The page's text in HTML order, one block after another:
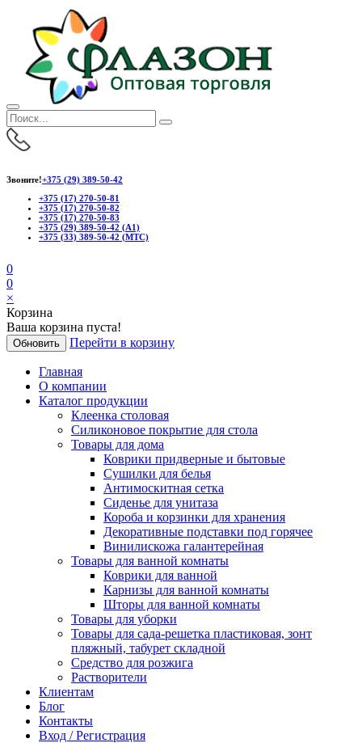
Звоните!+375 (29) 389-50-42
+375 (17) 270-50-81
+375 (17) 270-50-82
+375 (17) 270-50-83
+375 (29) 389-50-42 (А1)
+375 (33) 389-50-42 (МТС)
0
0
×
Корзина
Ваша корзина пуста!
Обновить Перейти в корзину
Главная
О компании
Каталог продукции
Клеенка столовая
Силиконовое покрытие для стола
Товары для дома
Коврики придверные и бытовые
Сушилки для белья
Антимоскитная сетка
Сиденье для унитаза
Короба и корзинки для хранения
Декоративные подставки под горячее
Винилискожа галантерейная
Товары для ванной комнаты
Коврики для ванной
Карнизы для ванной комнаты
Шторы для ванной комнаты
Товары для уборки
Товары для сада-решетка пластиковая, зонт
пляжный, табурет складной
Средство для розжига
Растворители
Клиентам
Блог
Контакты
Вход / Регистрация